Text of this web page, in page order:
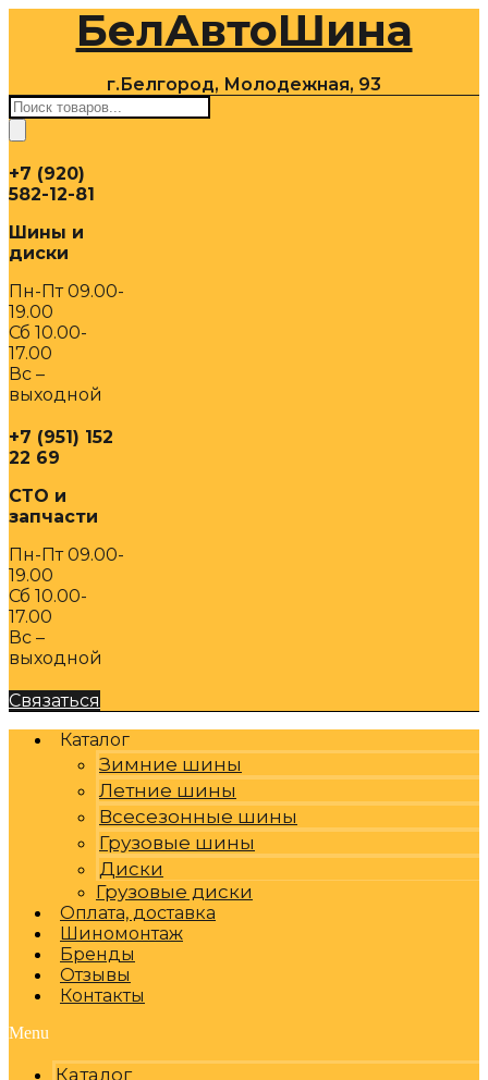
содержимомуБелАвтоШина
г.Белгород, Молодежная, 93
Поиск
товаров
+7 (920)
582-12-81
Шины и
диски
Пн-Пт 09.00-
19.00
Сб 10.00-
17.00
Вс –
выходной
+7 (951) 152
22 69
СТО и
запчасти
Пн-Пт 09.00-
19.00
Сб 10.00-
17.00
Вс –
выходной
Связаться
Каталог
Зимние шины
Летние шины
Всесезонные шины
Грузовые шины
Диски
Грузовые диски
Оплата, доставка
Шиномонтаж
Бренды
Отзывы
Контакты
Menu
Каталог